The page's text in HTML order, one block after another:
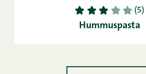
1 2 3 4 5 (5)
Hummuspasta